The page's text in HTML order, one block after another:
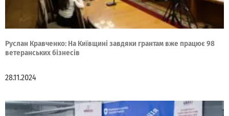
Руслан Кравченко: На Київщині завдяки грантам вже працює 98
ветеранських бізнесів
28.11.2024